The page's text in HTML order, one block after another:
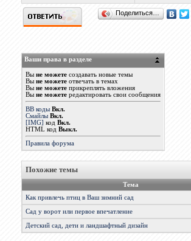
Поделиться…
Ваши права в разделе
Вы не можетесоздавать новые темы
Вы не можетеотвечать в темах
Вы не можетеприкреплять вложения
Вы не можетередактировать свои сообщения
BB коды Вкл.
Смайлы Вкл.
[IMG] код Вкл.
HTML код Выкл.
Правила форума
Похожие темы
Тема
Как привлечь птиц в Ваш зимний сад
Сад у ворот или первое впечатление
Детский сад, дети и ландшафтный дизайн